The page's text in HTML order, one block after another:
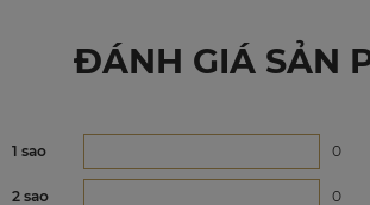
ĐÁNH GIÁ SẢN
1 sao 0
2 sao 0